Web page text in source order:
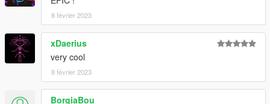
8 février 2023
xDaerius
very cool
8 février 2023
BorgiaBou